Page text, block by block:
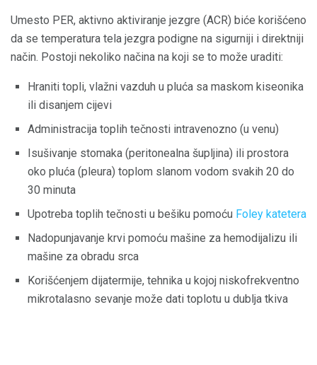
Umesto PER, aktivno aktiviranje jezgre (ACR) biće korišćeno
da se temperatura tela jezgra podigne na sigurniji i direktniji
način. Postoji nekoliko načina na koji se to može uraditi:
Hraniti topli, vlažni vazduh u pluća sa maskom kiseonika
ili disanjem cijevi
Administracija toplih tečnosti intravenozno (u venu)
Isušivanje stomaka (peritonealna šupljina) ili prostora
oko pluća (pleura) toplom slanom vodom svakih 20 do
30 minuta
Upotreba toplih tečnosti u bešiku pomoću Foley katetera
Nadopunjavanje krvi pomoću mašine za hemodijalizu ili
mašine za obradu srca
Korišćenjem dijatermije, tehnika u kojoj niskofrekventno
mikrotalasno sevanje može dati toplotu u dublja tkiva